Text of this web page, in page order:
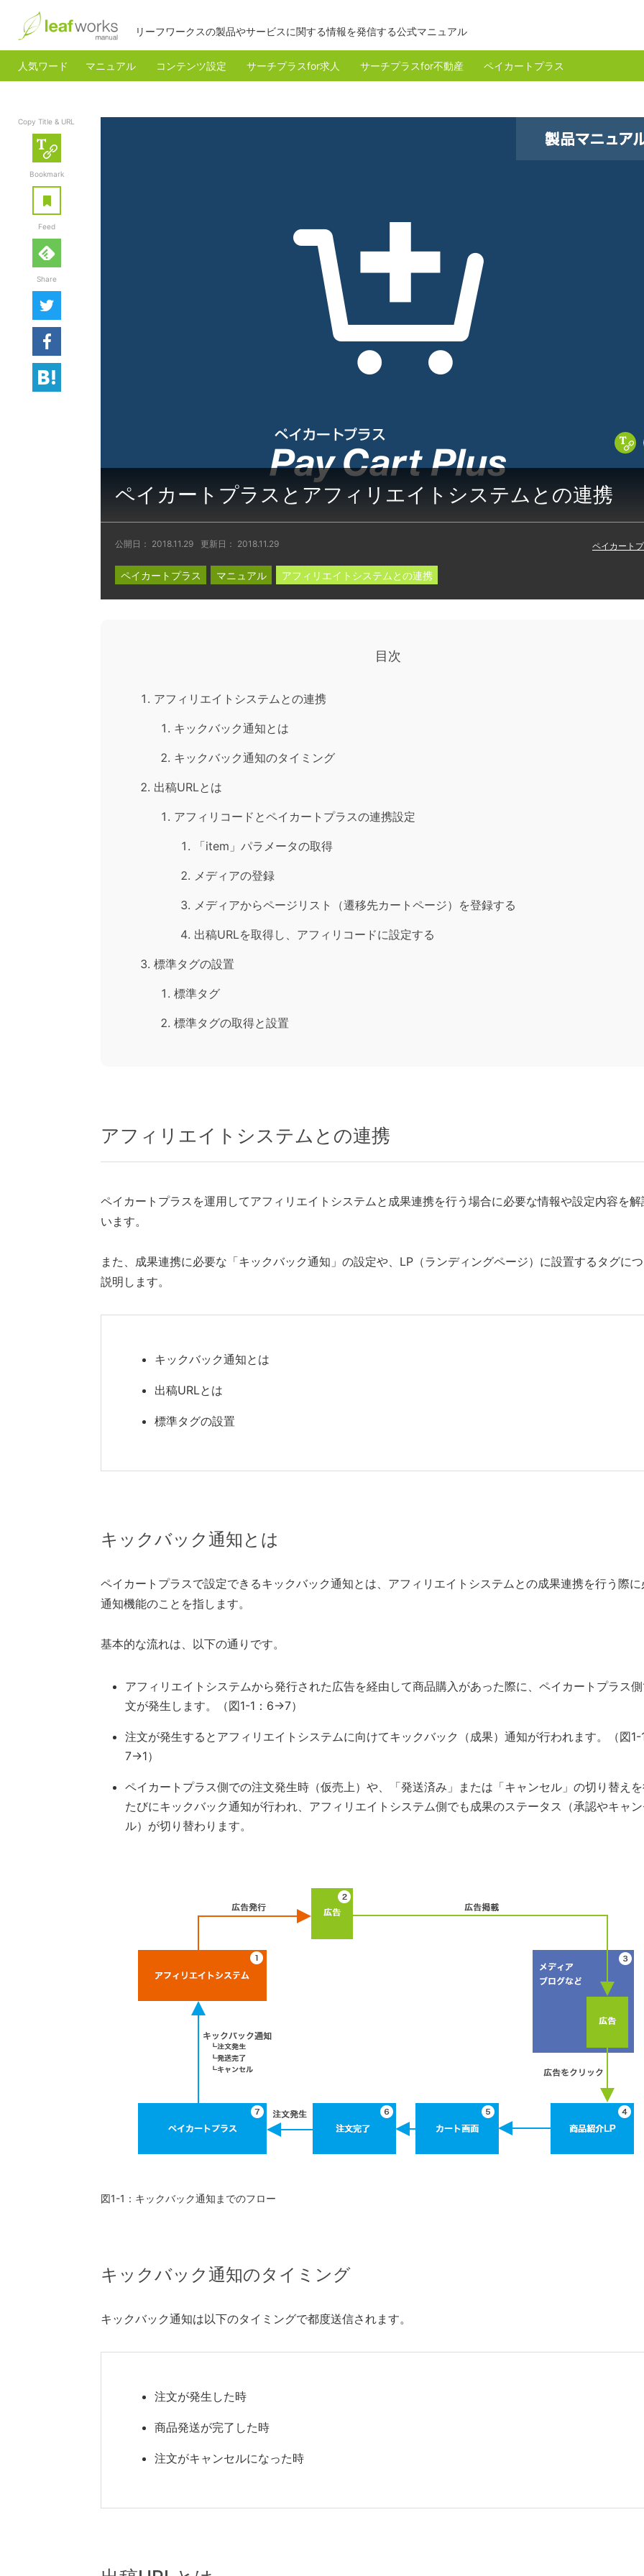
リーフワークスの製品やサービスに関する情報を発信する公式マニュアル
人気ワード マニュアル コンテンツ設定 サーチプラスfor求人 サーチプラスfor不動産 ペイカートプラス
Copy Title & URL
Bookmark
Feed
Share
ペイカートプラスとアフィリエイトシステムとの連携
公開日： 2018.11.29 更新日： 2018.11.29 ペイカート
ペイカートプラス マニュアル アフィリエイトシステムとの連携
目次
アフィリエイトシステムとの連携
キックバック通知とは
キックバック通知のタイミング
出稿URLとは
アフィリコードとペイカートプラスの連携設定
「item」パラメータの取得
メディアの登録
メディアからページリスト（遷移先カートページ）を登録する
出稿URLを取得し、アフィリコードに設定する
標準タグの設置
標準タグ
標準タグの取得と設置
アフィリエイトシステムとの連携
ペイカートプラスを運用してアフィリエイトシステムと成果連携を行う場合に必要な情報や設定内容を
います。
また、成果連携に必要な「キックバック通知」の設定や、LP（ランディングページ）に設置するタグに
説明します。
キックバック通知とは
出稿URLとは
標準タグの設置
キックバック通知とは
ペイカートプラスで設定できるキックバック通知とは、アフィリエイトシステムとの成果連携を行う際
通知機能のことを指します。
基本的な流れは、以下の通りです。
アフィリエイトシステムから発行された広告を経由して商品購入があった際に、ペイカートプラス
文が発生します。（図1-1：6→7）
注文が発生するとアフィリエイトシステムに向けてキックバック（成果）通知が行われます。（図1-
7→1）
ペイカートプラス側での注文発生時（仮売上）や、「発送済み」または「キャンセル」の切り替え
たびにキックバック通知が行われ、アフィリエイトシステム側でも成果のステータス（承認やキャ
ル）が切り替わります。
図1-1：キックバック通知までのフロー
キックバック通知のタイミング
キックバック通知は以下のタイミングで都度送信されます。
注文が発生した時
商品発送が完了した時
注文がキャンセルになった時